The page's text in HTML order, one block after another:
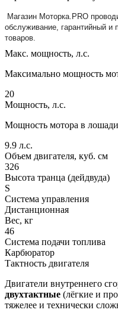
Магазин Моторка.PRO
обслуживание, гарантийный и
товаров.
Макс. мощность, л.с.
Максимально мощность
20
Мощность, л.с.
Мощность мотора в
9.9 л.с.
Объем двигателя, куб. см
326
Высота транца (дейдвуда)
S
Система управления
Дистанционная
Вес, кг
46
Система подачи топлива
Карбюратор
Тактность двигателя
Двигатели внутреннего
двухтактные (лёгкие и
тяжелее и технически